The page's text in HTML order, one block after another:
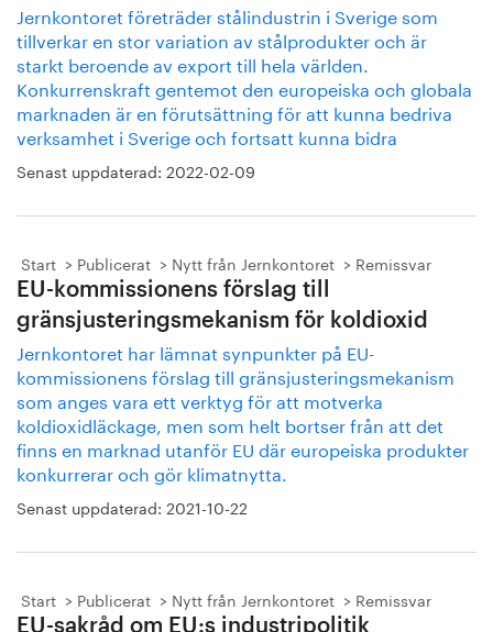
Jernkontoret företräder stålindustrin i Sverige som
tillverkar en stor variation av stålprodukter och är
starkt beroende av export till hela världen.
Konkurrenskraft gentemot den europeiska och globala
marknaden är en förutsättning för att kunna bedriva
verksamhet i Sverige och fortsatt kunna bidra
Senast uppdaterad: 2022-02-09
Start Publicerat Nytt från Jernkontoret Remissvar
EU-kommissionens förslag till
gränsjusteringsmekanism för koldioxid
Jernkontoret har lämnat synpunkter på EU-
kommissionens förslag till gränsjusteringsmekanism
som anges vara ett verktyg för att motverka
koldioxidläckage, men som helt bortser från att det
finns en marknad utanför EU där europeiska produkter
konkurrerar och gör klimatnytta.
Senast uppdaterad: 2021-10-22
Start Publicerat Nytt från Jernkontoret Remissvar
EU-sakråd om EU:s industripolitik